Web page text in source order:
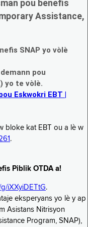
pou benefis
Assistance,
SNAP yo vòlè
pou
yo te vòlè.
Eskwokri EBT |
bloke kat EBT ou a lè w
.
Piblik OTDA a!
iXXyiDETtG.
eksperyans yo lè y ap
Asistans Nitrisyon
Program, SNAP),